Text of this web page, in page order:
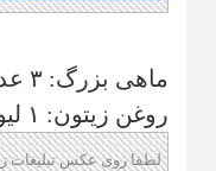
ماهی بزرگ: ۳ عدد
روغن زیتون: ۱ لیوان چای کمر باریک
لطفا روی عکس تبلیغات